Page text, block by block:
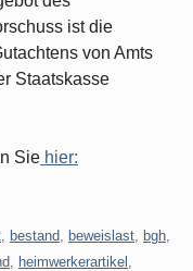
ist die
von Amts
Staatskasse
Sie hier:
bestand beweislast bgh
heimwerkerartikel